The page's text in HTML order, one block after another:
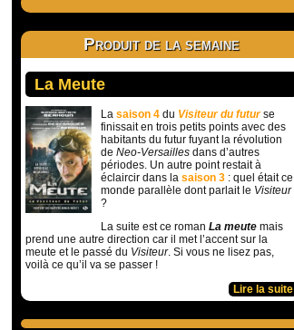
Produit de la semaine
La Meute
La saison 4 du Visiteur du futurse
finissait en trois petits points avec des
habitants du futur fuyant la révolution
de Neo-Versailles dans d’autres
périodes. Un autre point restait à
éclaircir dans la saison 3 : quel était ce
monde parallèle dont parlait le Visiteur
?
La suite est ce roman La meute mais
prend une autre direction car il met l’accent sur la
meute et le passé du Visiteur. Si vous ne lisez pas,
voilà ce qu’il va se passer !
Lire la suite